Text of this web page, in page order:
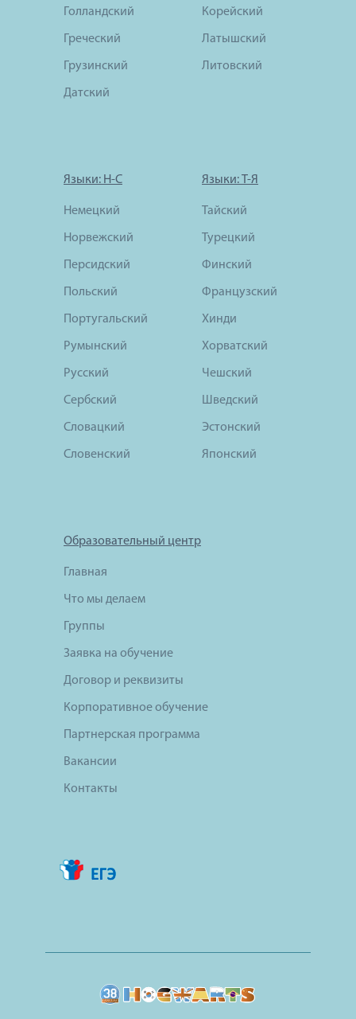
Голландский
Греческий
Грузинский
Датский
Корейский
Латышский
Литовский
Языки: Н-С
Немецкий
Норвежский
Персидский
Польский
Португальский
Румынский
Русский
Сербский
Словацкий
Словенский
Языки: Т-Я
Тайский
Турецкий
Финский
Французский
Хинди
Хорватский
Чешский
Шведский
Эстонский
Японский
Образовательный центр
Главная
Что мы делаем
Группы
Заявка на обучение
Договор и реквизиты
Корпоративное обучение
Партнерская программа
Вакансии
Контакты